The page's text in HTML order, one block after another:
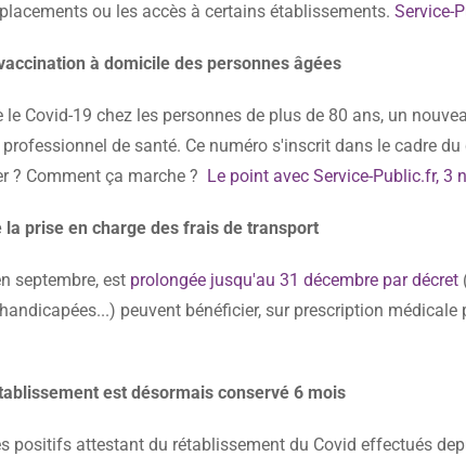
ou les accès à certains établissements. Service-
à domicile des personnes âgées
Covid-19 chez les personnes de plus de 80 ans, un
de santé. Ce numéro s'inscrit dans le cadre
? Comment ça marche ? Le point avec Service-Public.fr, 3
prise en charge des frais de transport
septembre, est prolongée jusqu'au 31 décembre par décret
peuvent bénéficier, sur prescription
est désormais conservé 6 mois
positifs attestant du rétablissement du Covid effectués